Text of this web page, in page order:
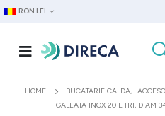
RON LEI
HOME BUCATARIE CALDA,
GALEATA INOX 20 LITRI, DIAM